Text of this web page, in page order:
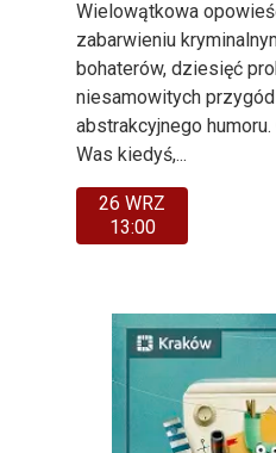
Wielowątkowa
zabarwieniu
bohaterów, dziesięć
niesamowitych
abstrakcyjnego
Was kiedyś,...
26 WRZ
13:00